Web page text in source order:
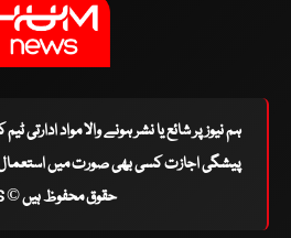
ہم نیوز پر شائع یا نشر ہونے والا مواد ادارتی
پیشگی اجازت کسی بھی صورت میں استعمال
حقوق محفوظ ہیں © 2026